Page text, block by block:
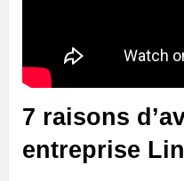
7 raisons
entreprise